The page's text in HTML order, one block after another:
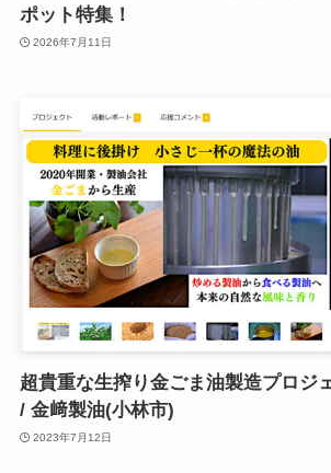
ポット特集！
2026年7月11日
超貴重な生搾り金ごま油製造プロジ
/ 金﨑製油(小林市)
2023年7月12日